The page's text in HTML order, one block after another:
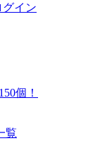
イン
個！
覧